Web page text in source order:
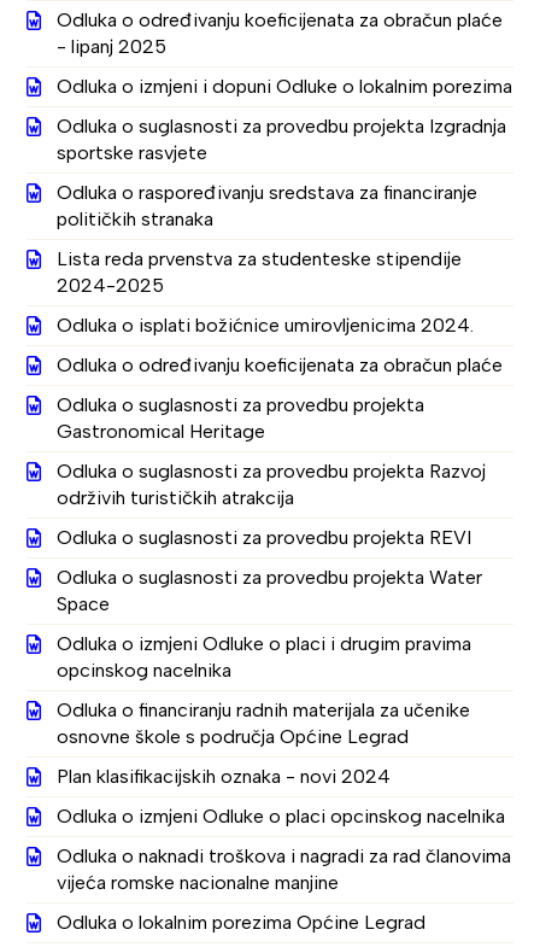
Odluka o određivanju koeficijenata za obračun plaće
- lipanj 2025
Odluka o izmjeni i dopuni Odluke o lokalnim porezima
Odluka o suglasnosti za provedbu projekta Izgradnja
sportske rasvjete
Odluka o raspoređivanju sredstava za financiranje
političkih stranaka
Lista reda prvenstva za studenteske stipendije
2024-2025
Odluka o isplati božićnice umirovljenicima 2024.
Odluka o određivanju koeficijenata za obračun plaće
Odluka o suglasnosti za provedbu projekta
Gastronomical Heritage
Odluka o suglasnosti za provedbu projekta Razvoj
održivih turističkih atrakcija
Odluka o suglasnosti za provedbu projekta REVI
Odluka o suglasnosti za provedbu projekta Water
Space
Odluka o izmjeni Odluke o placi i drugim pravima
opcinskog nacelnika
Odluka o financiranju radnih materijala za učenike
osnovne škole s područja Općine Legrad
Plan klasifikacijskih oznaka - novi 2024
Odluka o izmjeni Odluke o placi opcinskog nacelnika
Odluka o naknadi troškova i nagradi za rad članovima
vijeća romske nacionalne manjine
Odluka o lokalnim porezima Općine Legrad